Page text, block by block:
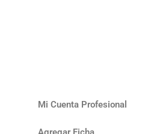
Mi Cuenta Profesional